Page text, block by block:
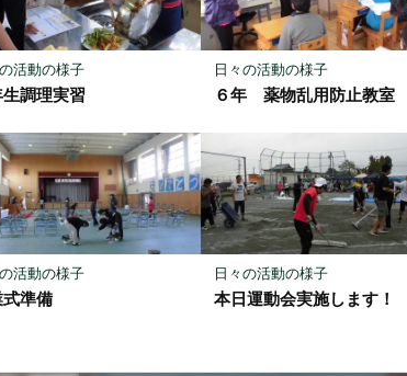
活動の様子
生調理実習
日々の活動の様子
６年 薬物乱用防止教室
活動の様子
準備
日々の活動の様子
本日運動会実施します！